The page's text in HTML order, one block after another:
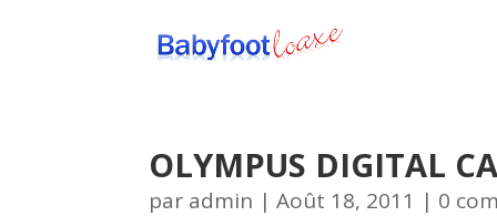
OLYMPUS DIGITAL
par admin |Août 18, 2011 | 0